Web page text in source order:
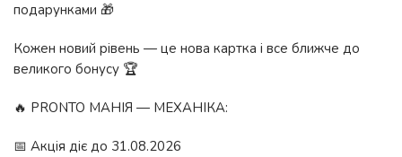
подарунками 🎁
Кожен новий рівень — це нова картка і все ближче до
великого бонусу 🏆
🔥 PRONTO МАНІЯ — МЕХАНІКА:
📅 Акція діє до 31.08.2026